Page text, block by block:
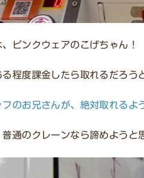
ピンクウェアのこげちゃん！
程度課金したら取れるだろう
のお兄さんが、絶対取れるよ
通のクレーンなら諦めようと